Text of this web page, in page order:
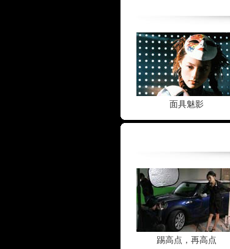
面具魅影
踢高点，再高点